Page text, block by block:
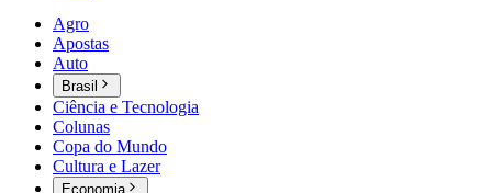
Agro
Apostas
Auto
Brasil
Ciência e Tecnologia
Colunas
Copa do Mundo
Cultura e Lazer
Economia